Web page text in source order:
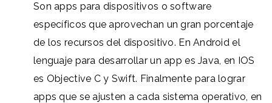
Son apps para dispositivos o software
específicos que aprovechan un gran porcentaje
de los recursos del dispositivo. En Android el
lenguaje para desarrollar un app es Java, en IOS
es Objective C y Swift. Finalmente para lograr
apps que se ajusten a cada sistema operativo, en